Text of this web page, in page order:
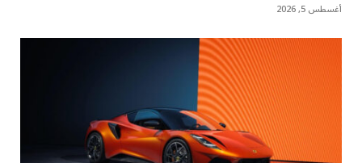
أغسطس 5, 2026